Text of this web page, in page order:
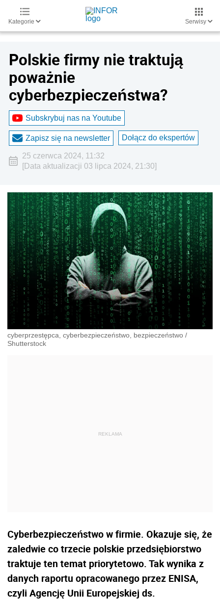
Kategorie Serwisy
Polskie firmy nie traktują
poważnie
cyberbezpieczeństwa?
Subskrybuj nas na Youtube
Zapisz się na newsletter Dołącz do ekspertów
25 czerwca 2024, 11:32
[Data aktualizacji 03 lipca 2024, 21:30]
cyberprzestępca, cyberbezpieczeństwo, bezpieczeństwo /
Shutterstock
Cyberbezpieczeństwo w firmie. Okazuje się, że
zaledwie co trzecie polskie przedsiębiorstwo
traktuje ten temat priorytetowo. Tak wynika z
danych raportu opracowanego przez ENISA,
czyli Agencję Unii Europejskiej ds.